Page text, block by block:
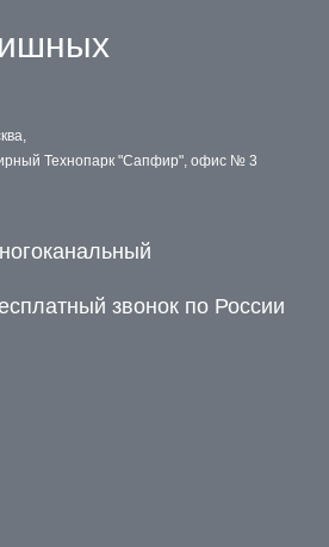
Технопарк "Сапфир", офис № 3
звонок по России